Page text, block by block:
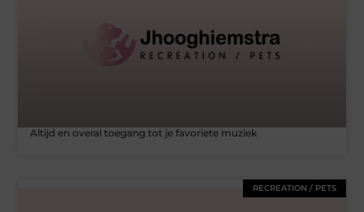
Altijd en overal toegang tot je favoriete muziek
RECREATION / PETS